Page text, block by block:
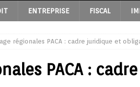
ENTREPRISE FISCAL
régionales PACA : cadre juridique et
PACA :